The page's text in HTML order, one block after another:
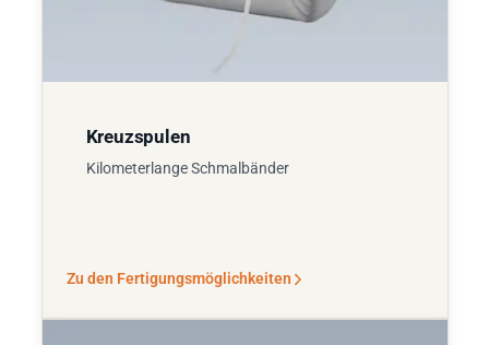
Kreuzspulen
Kilometerlange Schmalbänder
Zu den Fertigungsmöglichkeiten